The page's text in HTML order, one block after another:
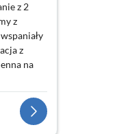
z 2
z
z
na
na